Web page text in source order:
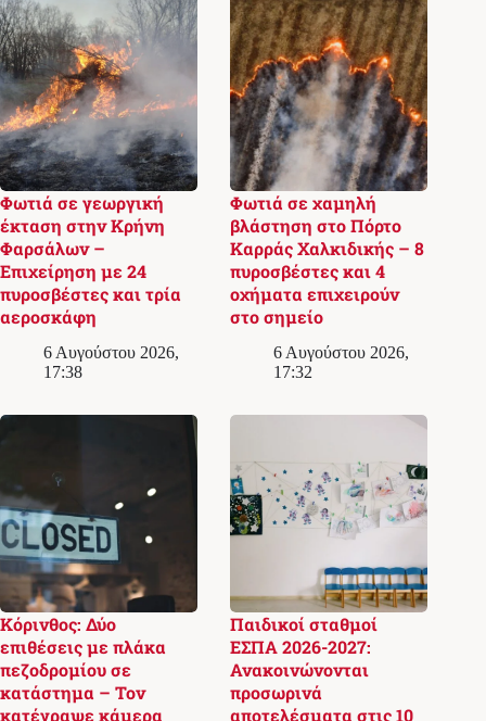
Φωτιά σε γεωργική
έκταση στην Κρήνη
Φαρσάλων –
Επιχείρηση με 24
πυροσβέστες και τρία
αεροσκάφη
6 Αυγούστου 2026,
17:38
Φωτιά σε χαμηλή
βλάστηση στο Πόρτο
Καρράς Χαλκιδικής – 8
πυροσβέστες και 4
οχήματα επιχειρούν
στο σημείο
6 Αυγούστου 2026,
17:32
Κόρινθος: Δύο
επιθέσεις με πλάκα
πεζοδρομίου σε
κατάστημα – Τον
κατέγραψε κάμερα
Παιδικοί σταθμοί
ΕΣΠΑ 2026-2027:
Ανακοινώνονται
προσωρινά
αποτελέσματα στις 10